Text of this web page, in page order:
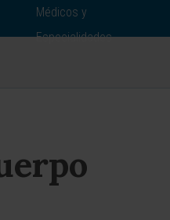
Médicos y
Especialidades